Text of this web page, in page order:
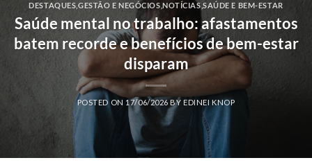
DESTAQUES GESTÃO E NEGÓCIOS ,NOTÍCIAS ,SAÚDE E BEM-ESTAR
Saúde mental no trabalho: afastamentos
batem recorde e benefícios de bem-estar
disparam
POSTED ON 17/06/2026 BYEDINEI KNOP